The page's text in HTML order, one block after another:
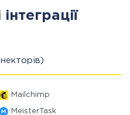
інтеграції
Mailchimp
MeisterTask